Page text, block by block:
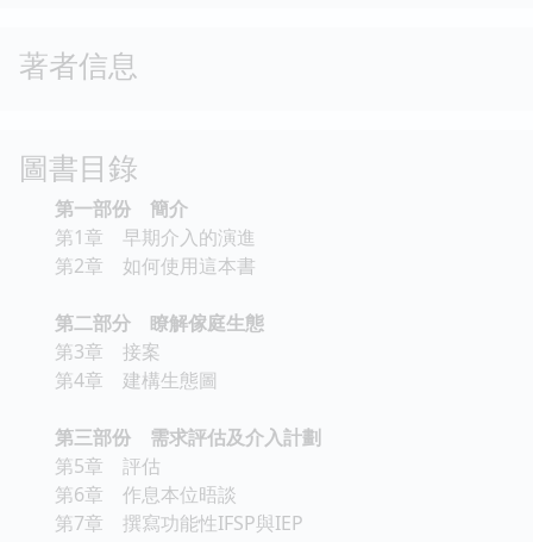
著者信息
圖書目錄
第一部份 簡介
第1章 早期介入的演進
第2章 如何使用這本書
第二部分 瞭解傢庭生態
第3章 接案
第4章 建構生態圖
第三部份 需求評估及介入計劃
第5章 評估
第6章 作息本位晤談
第7章 撰寫功能性IFSP與IEP